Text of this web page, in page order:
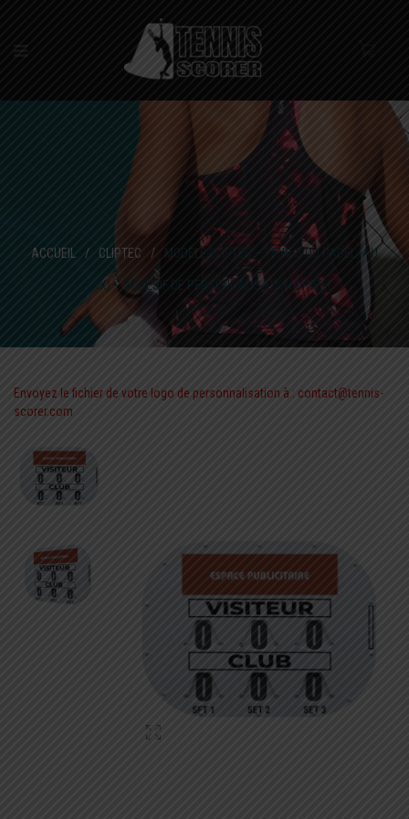
ACCUEIL / CLIPTEC / MODÈLE CLIPTEC – TENNIS OU PADEL (AU
CHOIX) – ADHÉSIF DE PERSONNALISATION OFFERT.
Envoyez le fichier de votre logo de personnalisation à : contact@tennis-
scorer.com